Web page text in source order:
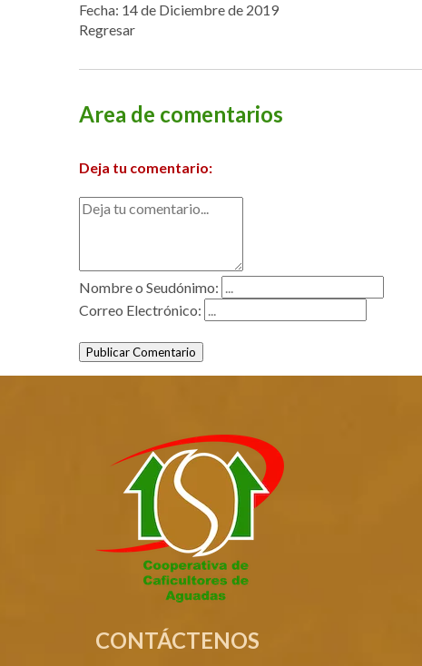
Fecha: 14 de Diciembre de 2019
Regresar
Area de comentarios
Deja tu comentario:
Nombre o Seudónimo:
Correo Electrónico:
Publicar Comentario
CONTÁCTENOS